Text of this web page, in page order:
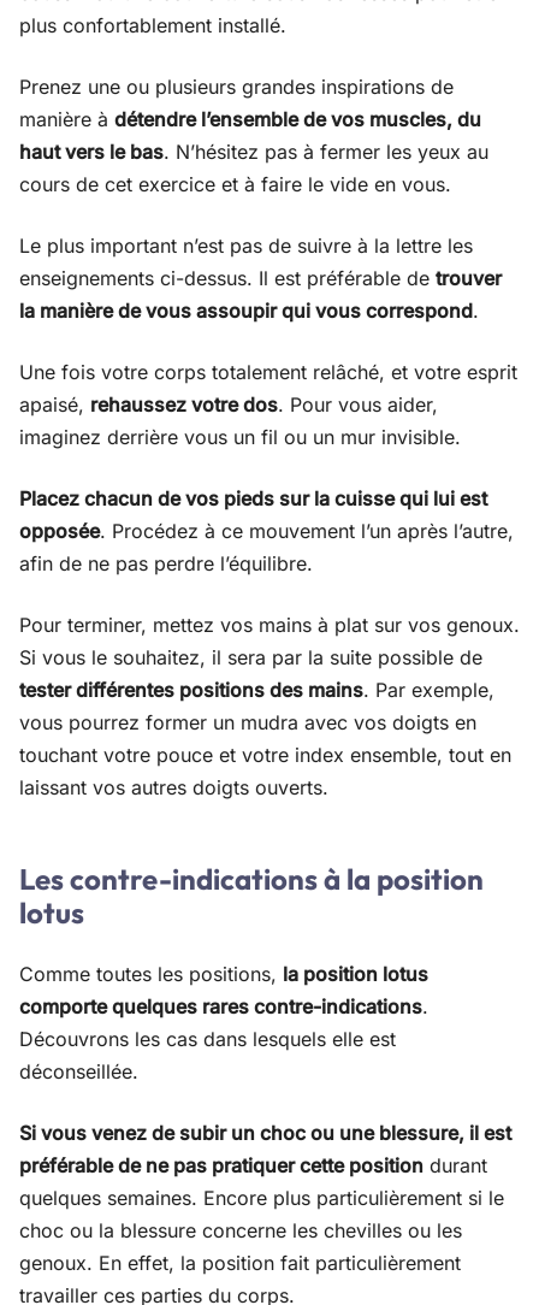
plus confortablement installé.
Prenez une ou plusieurs grandes inspirations de
manière à détendre l’ensemble de vos muscles, du
haut vers le bas. N’hésitez pas à fermer les yeux au
cours de cet exercice et à faire le vide en vous.
Le plus important n’est pas de suivre à la lettre les
enseignements ci-dessus. Il est préférable de trouver
la manière de vous assoupir qui vous correspond.
Une fois votre corps totalement relâché, et votre esprit
apaisé, rehaussez votre dos. Pour vous aider,
imaginez derrière vous un fil ou un mur invisible.
Placez chacun de vos pieds sur la cuisse qui lui est
opposée. Procédez à ce mouvement l’un après l’autre,
afin de ne pas perdre l’équilibre.
Pour terminer, mettez vos mains à plat sur vos genoux.
Si vous le souhaitez, il sera par la suite possible de
tester différentes positions des mains. Par exemple,
vous pourrez former un mudra avec vos doigts en
touchant votre pouce et votre index ensemble, tout en
laissant vos autres doigts ouverts.
Les contre-indications à la position
lotus
Comme toutes les positions, la position lotus
comporte quelques rares contre-indications.
Découvrons les cas dans lesquels elle est
déconseillée.
Si vous venez de subir un choc ou une blessure, il est
préférable de ne pas pratiquer cette position durant
quelques semaines. Encore plus particulièrement si le
choc ou la blessure concerne les chevilles ou les
genoux. En effet, la position fait particulièrement
travailler ces parties du corps.